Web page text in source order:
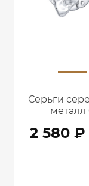
Серьги
металл
2 580 ₽